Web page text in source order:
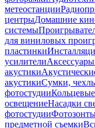
метеостанции
центрыДомашние
системы
для виниловых
пластинки
усилители
акустики
акустикиСумки,
фотостудии
освещениеНасадки
фотостудии
предметной съемки